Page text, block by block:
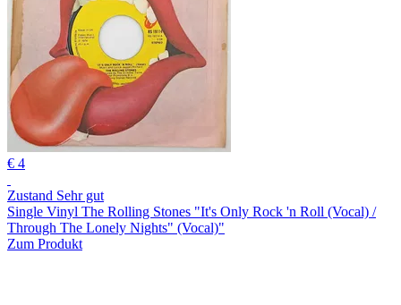
€ 4
Zustand Sehr gut
Single Vinyl The Rolling Stones "It's Only Rock 'n Roll (Vocal) /
Through The Lonely Nights" (Vocal)"
Zum Produkt